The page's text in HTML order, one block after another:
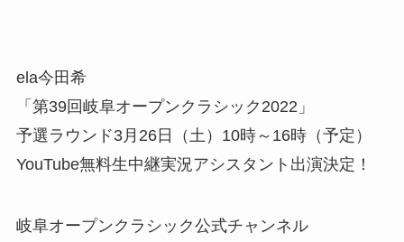
ela今田希
「第39回岐阜オープンクラシック2022」
予選ラウンド3月26日（土）10時～16時（予定）
YouTube無料生中継実況アシスタント出演決定！
岐阜オープンクラシック公式チャンネル